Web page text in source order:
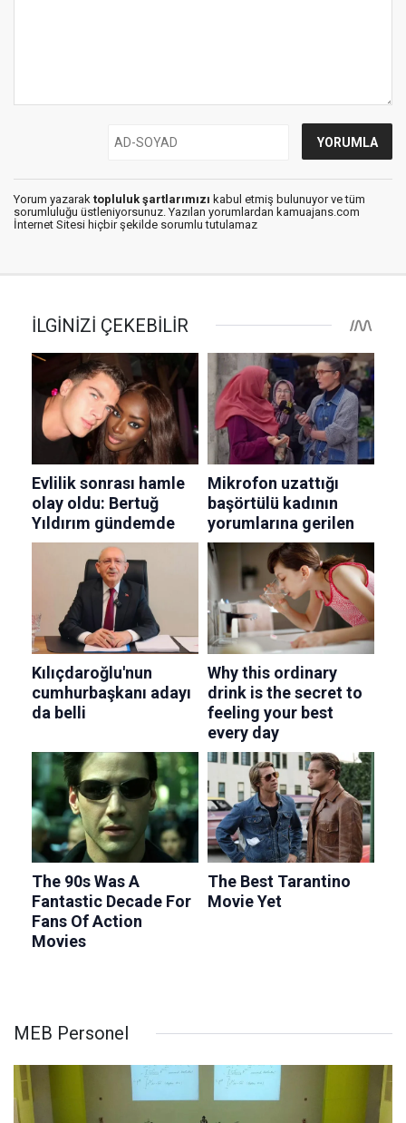
Yorum yazarak topluluk şartlarımızı kabul etmiş bulunuyor ve tüm
sorumluluğu üstleniyorsunuz. Yazılan yorumlardan kamuajans.com
İnternet Sitesi hiçbir şekilde sorumlu tutulamaz
MEB Personel